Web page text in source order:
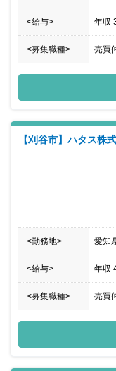
<給与> 年収
<募集職種> 売買
【刈谷市】ハタス株
<勤務地> 愛知
<給与> 年収
<募集職種> 売買